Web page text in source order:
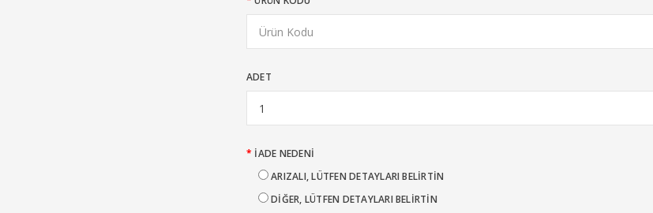
ADET
İADE NEDENI
ARIZALI, LÜTFEN DETAYLARI BELIRTIN
DIĞER, LÜTFEN DETAYLARI BELIRTIN